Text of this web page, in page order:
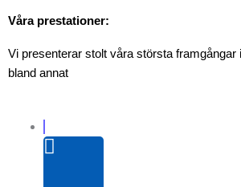
Våra prestationer:
Vi presenterar stolt våra största framgångar
bland annat